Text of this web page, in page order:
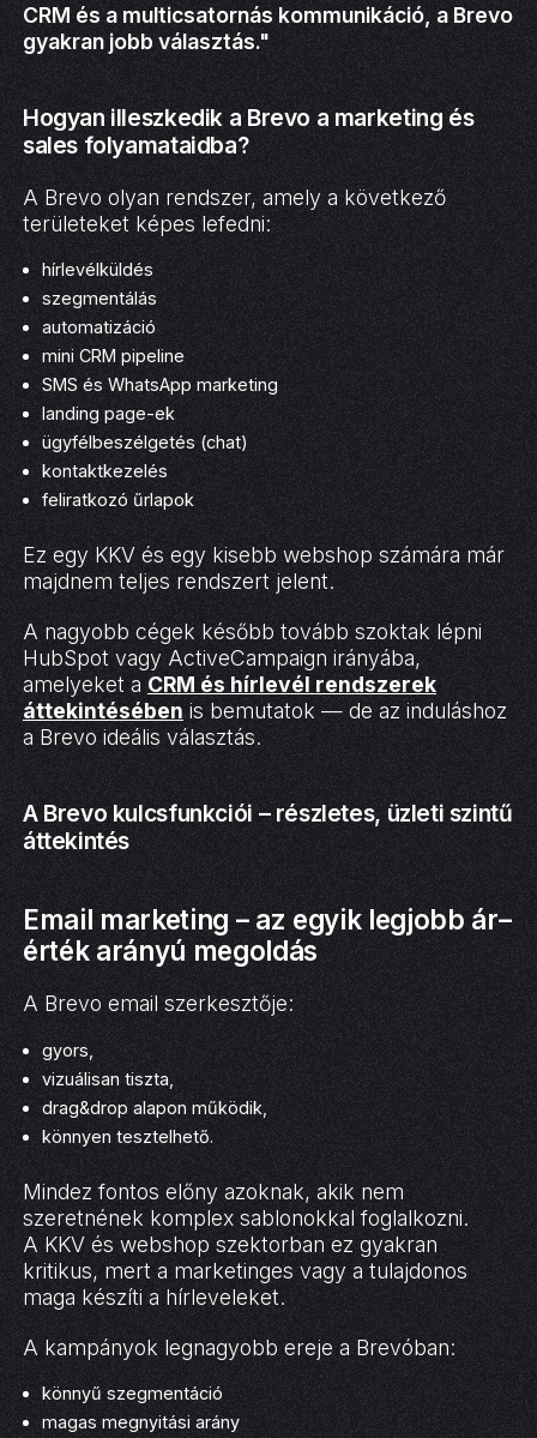
CRM és a multicsatornás kommunikáció, a Brevo
gyakran jobb választás."
Hogyan illeszkedik a Brevo a marketing és
sales folyamataidba?
A Brevo olyan rendszer, amely a következő
területeket képes lefedni:
hírlevélküldés
szegmentálás
automatizáció
mini CRM pipeline
SMS és WhatsApp marketing
landing page-ek
ügyfélbeszélgetés (chat)
kontaktkezelés
feliratkozó űrlapok
Ez egy KKV és egy kisebb webshop számára már
majdnem teljes rendszert jelent.
A nagyobb cégek később tovább szoktak lépni
HubSpot vagy ActiveCampaign irányába,
amelyeket a CRM és hírlevél rendszerek
áttekintésében is bemutatok — de az induláshoz
a Brevo ideális választás.
A Brevo kulcsfunkciói – részletes, üzleti szintű
áttekintés
Email marketing – az egyik legjobb ár–
érték arányú megoldás
A Brevo email szerkesztője:
gyors,
vizuálisan tiszta,
drag&drop alapon működik,
könnyen tesztelhető.
Mindez fontos előny azoknak, akik nem
szeretnének komplex sablonokkal foglalkozni.
A KKV és webshop szektorban ez gyakran
kritikus, mert a marketinges vagy a tulajdonos
maga készíti a hírleveleket.
A kampányok legnagyobb ereje a Brevóban:
könnyű szegmentáció
magas megnyitási arány